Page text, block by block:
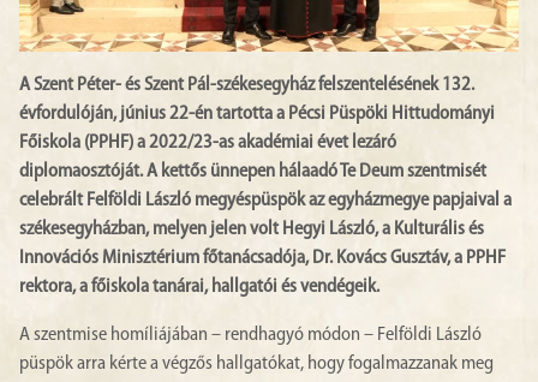
A Szent Péter- és Szent Pál-székesegyház felszentelésének 132.
évfordulóján, június 22-én tartotta a Pécsi Püspöki Hittudományi
Főiskola (PPHF) a 2022/23-as akadémiai évet lezáró
diplomaosztóját. A kettős ünnepen hálaadó Te Deum szentmisét
celebrált Felföldi László megyéspüspök az egyházmegye papjaival a
székesegyházban, melyen jelen volt Hegyi László, a Kulturális és
Innovációs Minisztérium főtanácsadója, Dr. Kovács Gusztáv, a PPHF
rektora, a főiskola tanárai, hallgatói és vendégeik.
A szentmise homíliájában – rendhagyó módon – Felföldi László
püspök arra kérte a végzős hallgatókat, hogy fogalmazzanak meg